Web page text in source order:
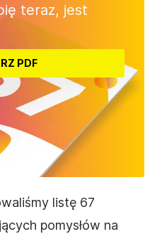
teraz, jest
PDF
listę 67
pomysłów na